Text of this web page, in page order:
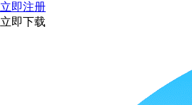
立即注册
立即下载